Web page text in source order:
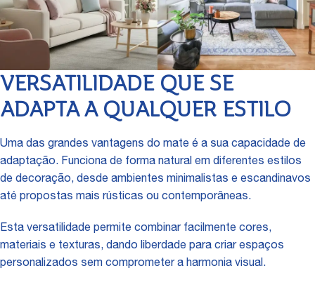
VERSATILIDADE QUE SE
ADAPTA A QUALQUER ESTILO
Uma das grandes vantagens do mate é a sua capacidade de
adaptação. Funciona de forma natural em diferentes estilos
de decoração, desde ambientes minimalistas e escandinavos
até propostas mais rústicas ou contemporâneas.
Esta versatilidade permite combinar facilmente cores,
materiais e texturas, dando liberdade para criar espaços
personalizados sem comprometer a harmonia visual.